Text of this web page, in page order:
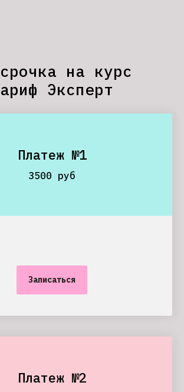
на курс
Эксперт
Платеж №1
3500 руб
Записаться
Платеж №2